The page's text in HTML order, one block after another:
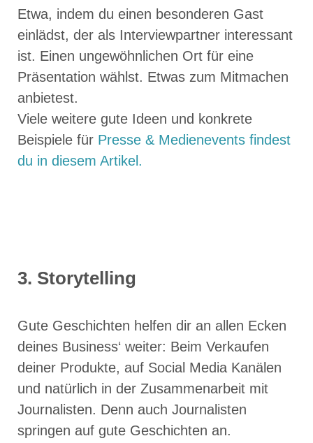
Etwa, indem du einen besonderen Gast
einlädst, der als Interviewpartner interessant
ist. Einen ungewöhnlichen Ort für eine
Präsentation wählst. Etwas zum Mitmachen
anbietest.
Viele weitere gute Ideen und konkrete
Beispiele für Presse & Medienevents findest
du in diesem Artikel.
3. Storytelling
Gute Geschichten helfen dir an allen Ecken
deines Business‘ weiter: Beim Verkaufen
deiner Produkte, auf Social Media Kanälen
und natürlich in der Zusammenarbeit mit
Journalisten. Denn auch Journalisten
springen auf gute Geschichten an.